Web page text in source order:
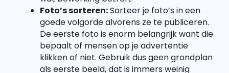
Foto’s sorteren:Sorteer je foto’s in een
goede volgorde alvorens ze te publiceren.
De eerste foto is enorm belangrijk want die
bepaalt of mensen op je advertentie
klikken of niet. Gebruik dus geen grondplan
als eerste beeld, dat is immers weinig